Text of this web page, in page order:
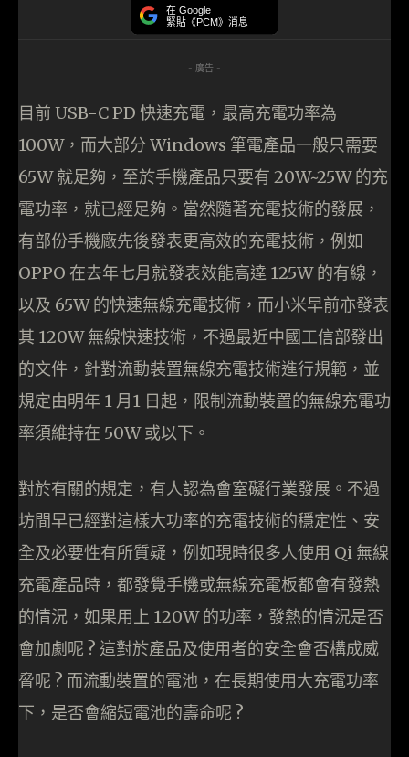
在 Google
緊貼《PCM》消息
- 廣告 -
目前 USB-C PD 快速充電，最高充電功率為
100W，而大部分 Windows 筆電產品一般只需要
65W 就足夠，至於手機產品只要有 20W~25W 的充
電功率，就已經足夠。當然隨著充電技術的發展，
有部份手機廠先後發表更高效的充電技術，例如
OPPO 在去年七月就發表效能高達 125W 的有線，
以及 65W 的快速無線充電技術，而小米早前亦發表
其 120W 無線快速技術，不過最近中國工信部發出
的文件，針對流動裝置無線充電技術進行規範，並
規定由明年 1 月1 日起，限制流動裝置的無線充電功
率須維持在 50W 或以下。
對於有關的規定，有人認為會窒礙行業發展。不過
坊間早已經對這樣大功率的充電技術的穩定性、安
全及必要性有所質疑，例如現時很多人使用 Qi 無線
充電產品時，都發覺手機或無線充電板都會有發熱
的情況，如果用上 120W 的功率，發熱的情況是否
會加劇呢 ? 這對於產品及使用者的安全會否構成威
脅呢 ? 而流動裝置的電池，在長期使用大充電功率
下，是否會縮短電池的壽命呢 ?